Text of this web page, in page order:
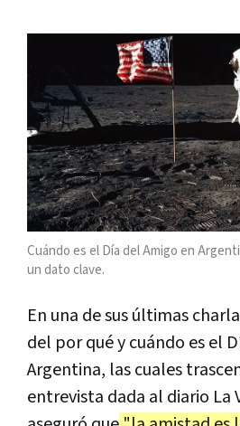
Cuándo es el Día del Amigo en
un dato clave.
En una de sus últimas
del por qué y cuándo es el
Argentina, las cuales
entrevista dada al diario La